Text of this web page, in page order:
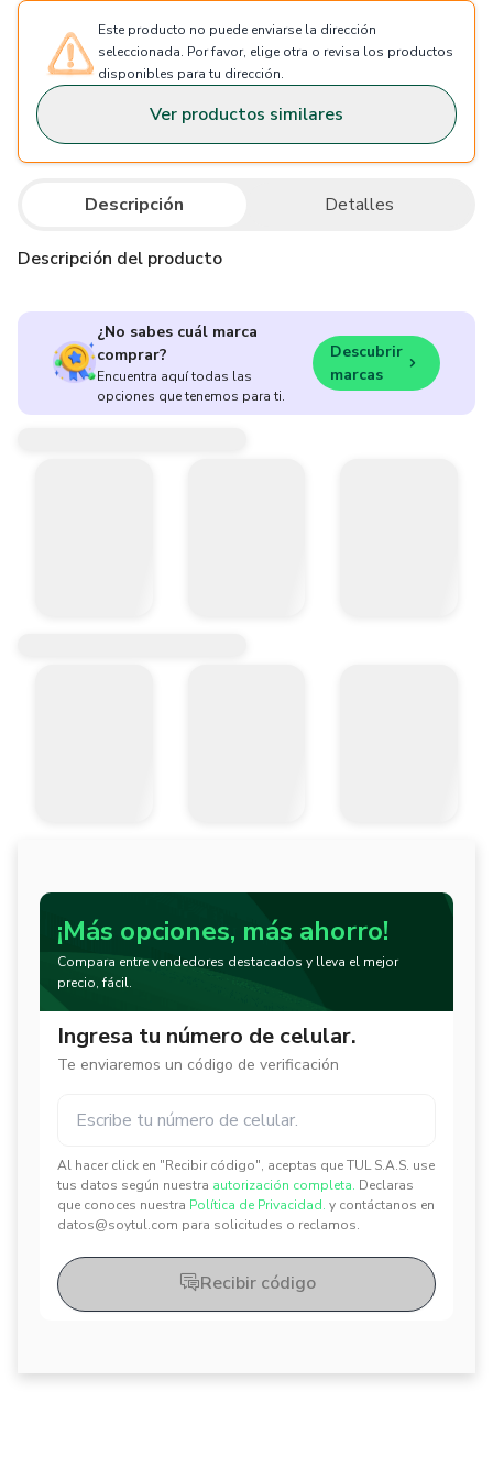
Este producto no puede enviarse la dirección
seleccionada. Por favor, elige otra o revisa los productos
disponibles para tu dirección.
Ver productos similares
Descripción Detalles
Descripción del producto
¿No sabes cuál marca
comprar?
Encuentra aquí todas las
opciones que tenemos para ti.
Descubrir
marcas
¡Más opciones, más ahorro!
Compara entre vendedores destacados y lleva el mejor
precio, fácil.
Ingresa tu número de celular.
Te enviaremos un código de verificación
Al hacer click en "Recibir código", aceptas que TUL S.A.S. use
tus datos según nuestra autorización completa. Declaras
que conoces nuestra Política de Privacidad. y contáctanos en
datos@soytul.com para solicitudes o reclamos.
✕
✕
Recibir código